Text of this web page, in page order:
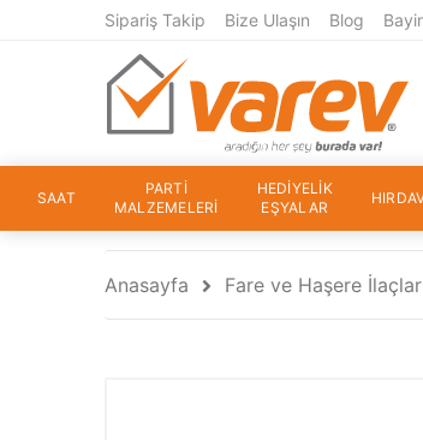
Sipariş Takip Bize Ulaşın Blog
SAAT
PARTİ
MALZEMELERİ
HEDİYELİK
EŞYALAR
Anasayfa Fare ve Haşere